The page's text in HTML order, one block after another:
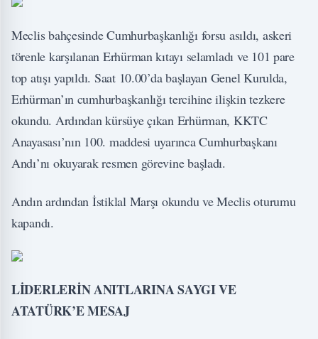
Meclis bahçesinde Cumhurbaşkanlığı forsu asıldı, askeri
törenle karşılanan Erhürman kıtayı selamladı ve 101 pare
top atışı yapıldı. Saat 10.00’da başlayan Genel Kurulda,
Erhürman’ın cumhurbaşkanlığı tercihine ilişkin tezkere
okundu. Ardından kürsüye çıkan Erhürman, KKTC
Anayasası’nın 100. maddesi uyarınca Cumhurbaşkanı
Andı’nı okuyarak resmen görevine başladı.
Andın ardından İstiklal Marşı okundu ve Meclis oturumu
kapandı.
LİDERLERİN ANITLARINA SAYGI VE
ATATÜRK’E MESAJ